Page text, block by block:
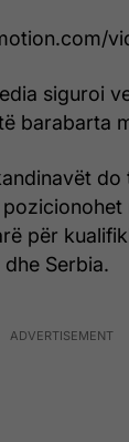
siguroi
barabarta
do
për
Serbia.